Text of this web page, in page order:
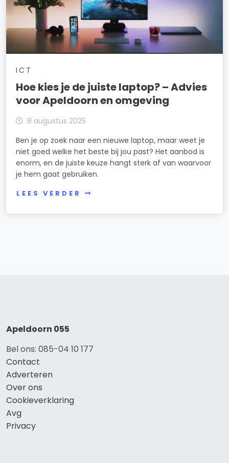
ICT
Hoe kies je de juiste laptop? – Advies
voor Apeldoorn en omgeving
8 augustus 2025
Ben je op zoek naar een nieuwe laptop, maar weet je
niet goed welke het beste bij jou past? Het aanbod is
enorm, en de juiste keuze hangt sterk af van waarvoor
je hem gaat gebruiken.
LEES VERDER
Apeldoorn 055
Bel ons: 085-04 10 177
Contact
Adverteren
Over ons
Cookieverklaring
Avg
Privacy